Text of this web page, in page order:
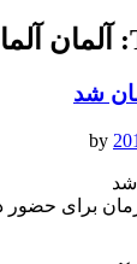
آلمان
شد
شد
برای حضور